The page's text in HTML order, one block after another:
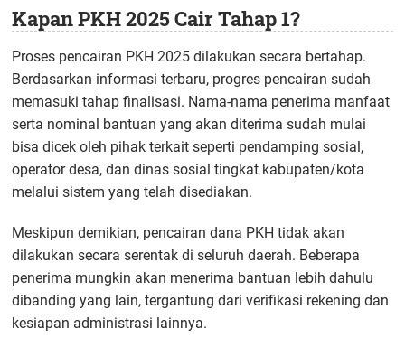
Kapan PKH 2025 Cair Tahap 1?
Proses pencairan PKH 2025 dilakukan secara bertahap.
Berdasarkan informasi terbaru, progres pencairan sudah
memasuki tahap finalisasi. Nama-nama penerima manfaat
serta nominal bantuan yang akan diterima sudah mulai
bisa dicek oleh pihak terkait seperti pendamping sosial,
operator desa, dan dinas sosial tingkat kabupaten/kota
melalui sistem yang telah disediakan.
Meskipun demikian, pencairan dana PKH tidak akan
dilakukan secara serentak di seluruh daerah. Beberapa
penerima mungkin akan menerima bantuan lebih dahulu
dibanding yang lain, tergantung dari verifikasi rekening dan
kesiapan administrasi lainnya.